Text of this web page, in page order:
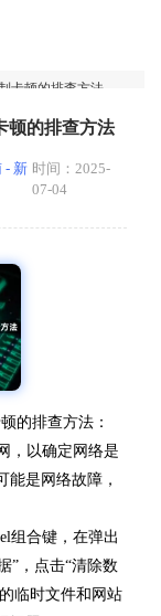
卡顿的排查方法
顿的排查方法
- 新 时间：2025-
07-04
的排查方法：
，以确定网络是
能是网络故障，
组合键，在弹出
”，点击“清除数
临时文件和网站